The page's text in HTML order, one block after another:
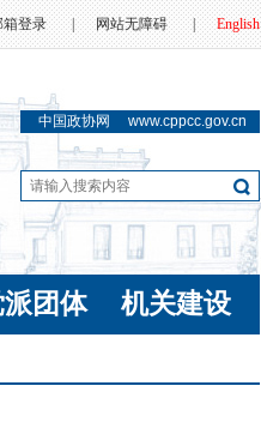
箱登录 网站无障碍 | English
中国政协网 www.cppcc.gov.cn
派团体 机关建设